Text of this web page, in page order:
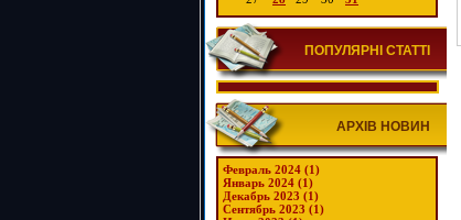
ПОПУЛЯРНІ СТАТТІ
АРХІВ НОВИН
Февраль 2024 (1)
Январь 2024 (1)
Декабрь 2023 (1)
Сентябрь 2023 (1)